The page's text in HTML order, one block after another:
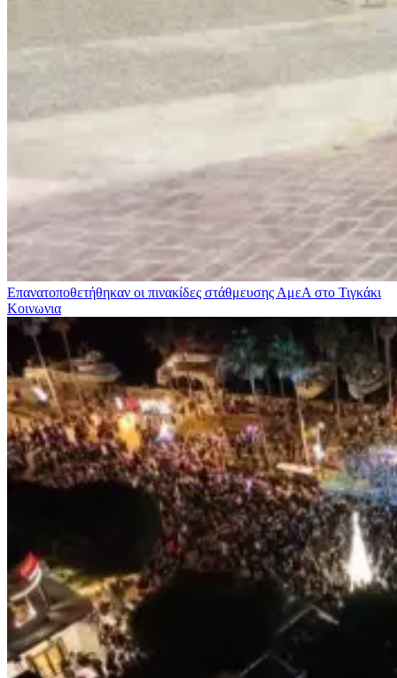
Επανατοποθετήθηκαν οι πινακίδες στάθμευσης ΑμεΑ στο Τιγκάκι
Κοινωνια